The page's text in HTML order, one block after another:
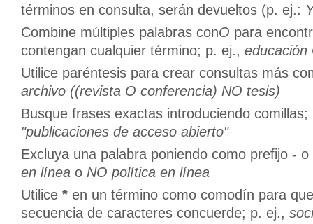
términos en consulta, serán devueltos (p. ej.:
Combine múltiples palabras conO para
contengan cualquier término; p. ej., educación
Utilice paréntesis para crear consultas más
archivo ((revista O conferencia) NO tesis)
Busque frases exactas introduciendo comillas;
"publicaciones de acceso abierto"
Excluya una palabra poniendo como prefijo - o
en línea o NO política en línea
Utilice * en un término como comodín para
secuencia de caracteres concuerde; p. ej.,